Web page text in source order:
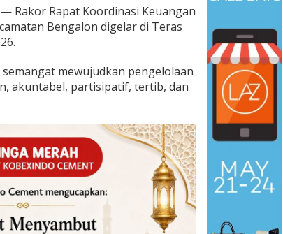
Rakor Rapat Koordinasi Keuangan
Bengalon digelar di Teras
mewujudkan pengelolaan
akuntabel, partisipatif, tertib, dan